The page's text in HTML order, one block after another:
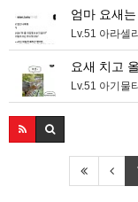
엄마 요새
Lv.51 아라셀리
요새 치고
Lv.51 아기물